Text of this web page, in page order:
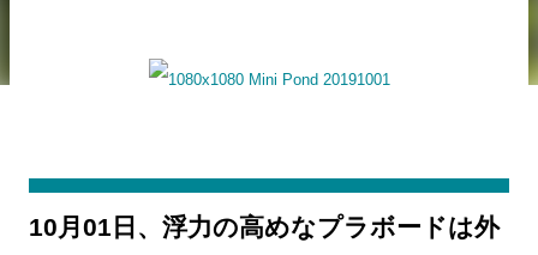
10月01日、浮力の高めなプラボードは外